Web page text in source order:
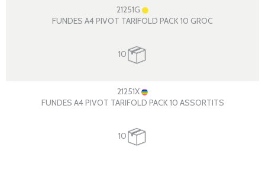
21251G
FUNDES A4 PIVOT TARIFOLD PACK 10 GROC
10
21251X
FUNDES A4 PIVOT TARIFOLD PACK 10 ASSORTITS
10